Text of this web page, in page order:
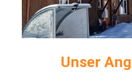
Unser